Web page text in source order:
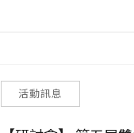
活動訊息